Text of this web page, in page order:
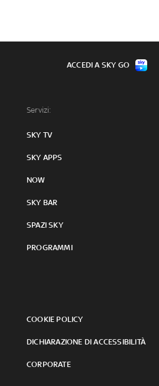
Servizi:
SKY TV
SKY APPS
NOW
SKY BAR
SPAZI SKY
PROGRAMMI
COOKIE POLICY
DICHIARAZIONE DI ACCESSIBILITÀ
CORPORATE
ACCEDI A SKY GO